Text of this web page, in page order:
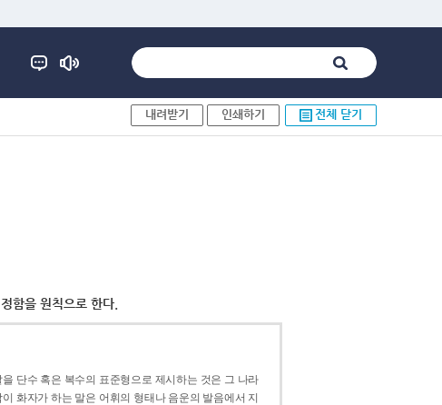
내려받기 인쇄하기 전체 닫기
함을 원칙으로 한다.
단수 혹은 복수의 표준형으로 제시하는 것은 그 나라
화자가 하는 말은 어휘의 형태나 음운의 발음에서 지